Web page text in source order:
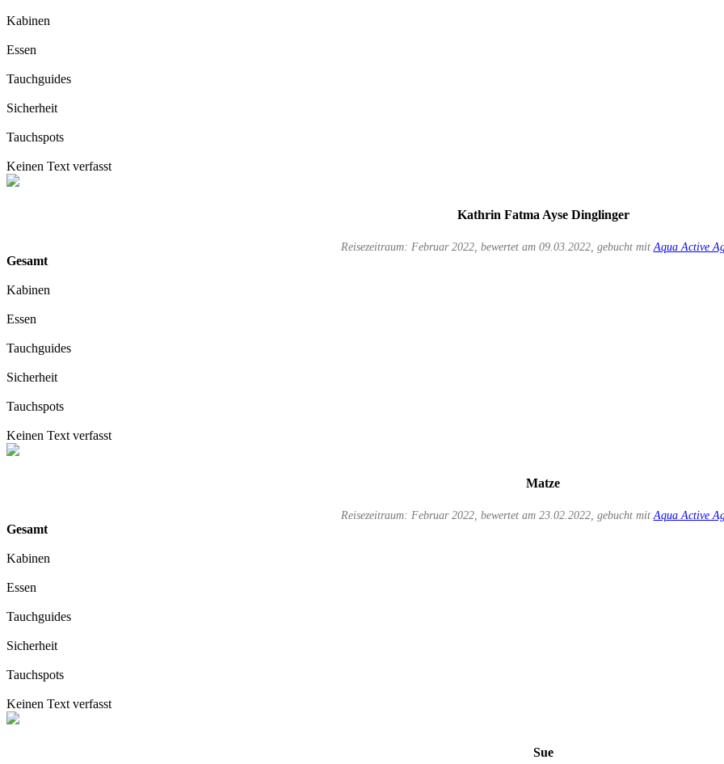
Kabinen
Essen
Tauchguides
Sicherheit
Tauchspots
Keinen Text verfasst
Kathrin Fatma Ayse Dinglinger
Reisezeitraum: Februar 2022, bewertet am 09.03.2022, gebucht mit Aqua Active
Gesamt
Kabinen
Essen
Tauchguides
Sicherheit
Tauchspots
Keinen Text verfasst
Matze
Reisezeitraum: Februar 2022, bewertet am 23.02.2022, gebucht mitAqua Active
Gesamt
Kabinen
Essen
Tauchguides
Sicherheit
Tauchspots
Keinen Text verfasst
Sue